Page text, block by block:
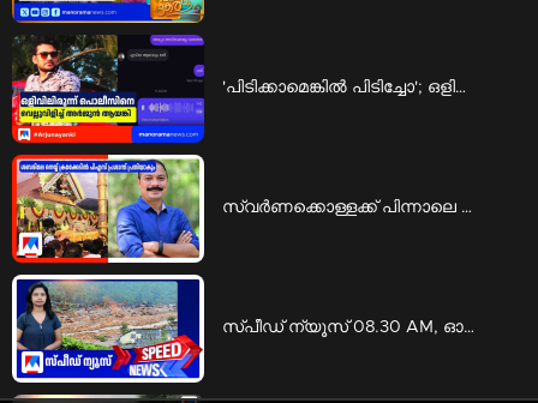
'പിടിക്കാമെങ്കിൽ പിടിച്ചോ'; ഒളിവിലിരുന്ന് പൊലീസിനെ വെല്ലുവിളിച്ച് അർജുൻ ആയങ്കി | Arjun ayanki
സ്വര്‍ണക്കൊള്ളക്ക് പിന്നാലെ ശബരിമല നെയ്യ് ക്രമക്കേടിലും പി.എസ്. പ്രശാന്ത് പ്രതിയാകും | ps prashanth
സ്പീഡ് ന്യൂസ് 08.30 AM, ഓഗസ്റ്റ് 06, 2026 | Speed News